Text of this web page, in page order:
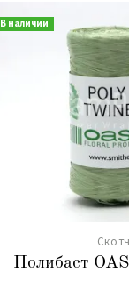
В наличии
Скотч
Полибаст